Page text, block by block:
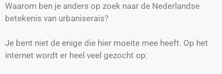
Waarom ben je anders op zoek naar de Nederlandse
betekenis van urbaniserais?
Je bent niet de enige die hier moeite mee heeft. Op het
internet wordt er heel veel gezocht op: